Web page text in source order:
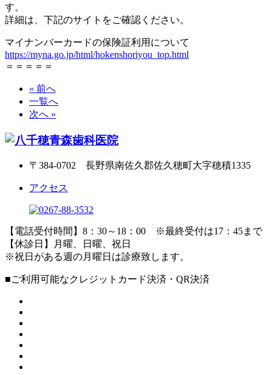
す。
詳細は、下記のサイトをご確認ください。
マイナンバーカードの保険証利用について
https://myna.go.jp/html/hokenshoriyou_top.html
＝＝＝＝＝
« 前へ
一覧へ
次へ »
〒384-0702 長野県南佐久郡佐久穂町大字穂積1335
アクセス
【電話受付時間】8：30～18：00 ※最終受付は17：45まで
【休診日】月曜、日曜、祝日
※祝日がある週の月曜日は診療致します。
■ご利用可能なクレジットカード決済・QR決済